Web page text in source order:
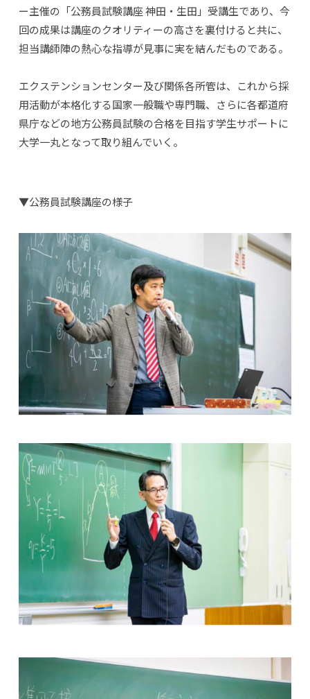
ー主催の「公務員試験講座 神田・生田」受講生であり、今
回の成果は講座のクオリティーの高さを裏付けると共に、
担当講師陣の熱心な指導が見事に実を結んだものである。
エクステンションセンター及び関係各所管は、これから採
用活動が本格化する国家一般職や専門職、さらに各都道府
県庁などの地方公務員試験の合格を目指す学生サポートに
大学一丸となって取り組んでいく。
▼公務員試験講座の様子